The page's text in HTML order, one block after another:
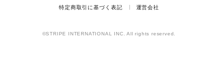
特定商取引に基づく表記 運営会社
©STRIPE INTERNATIONAL INC. All rights reserved.